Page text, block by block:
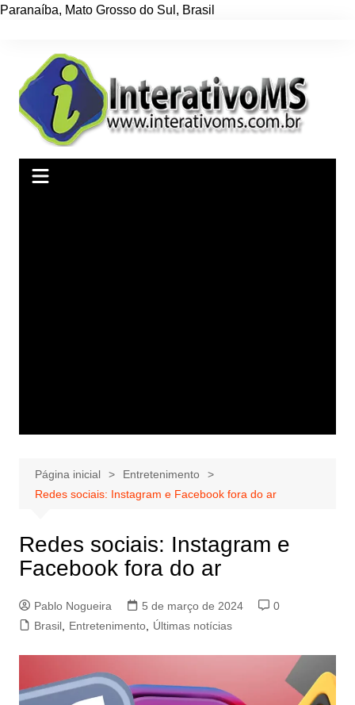
Paranaíba, Mato Grosso do Sul , Brasil
conteúdo
Página inicial
Entretenimento
Redes sociais: Instagram e Facebook fora do ar
Redes sociais: Instagram e
Facebook fora do ar
Pablo Nogueira 5 de março de 2024
0
Brasil, Entretenimento, Últimas notícias